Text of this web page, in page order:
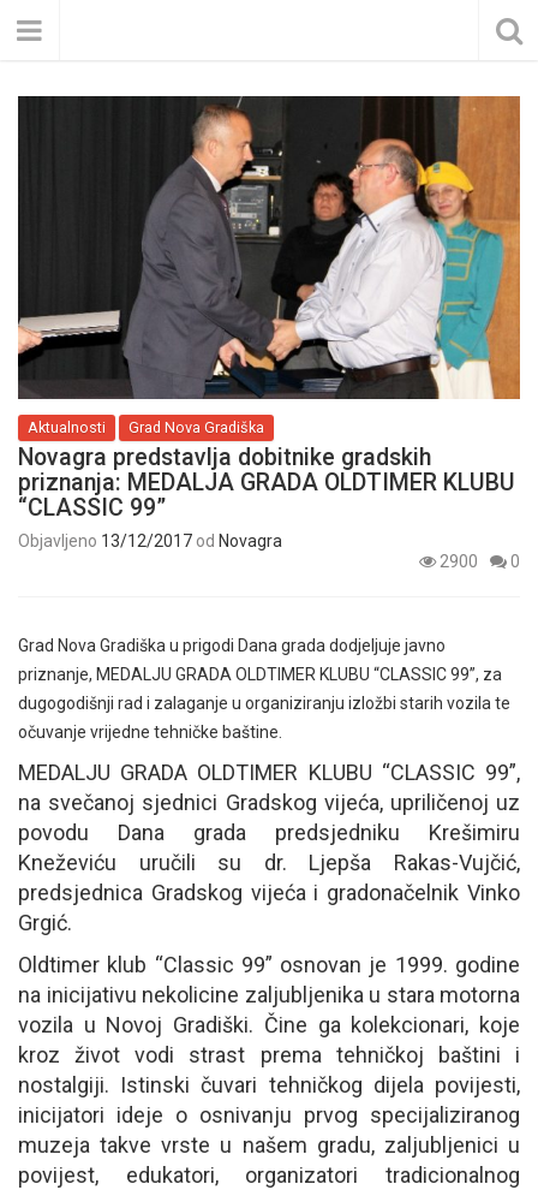
Aktualnosti Grad Nova Gradiška
Novagra predstavlja dobitnike gradskih
priznanja: MEDALJA GRADA OLDTIMER KLUBU
“CLASSIC 99”
Objavljeno 13/12/2017 od Novagra
2900
0
Grad Nova Gradiška u prigodi Dana grada dodjeljuje javno
priznanje, MEDALJU GRADA OLDTIMER KLUBU “CLASSIC 99”, za
dugogodišnji rad i zalaganje u organiziranju izložbi starih vozila te
očuvanje vrijedne tehničke baštine.
MEDALJU GRADA OLDTIMER KLUBU “CLASSIC 99”,
na svečanoj sjednici Gradskog vijeća, upriličenoj uz
povodu Dana grada predsjedniku Krešimiru
Kneževiću uručili su dr. Ljepša Rakas-Vujčić,
predsjednica Gradskog vijeća i gradonačelnik Vinko
Grgić.
Oldtimer klub “Classic 99” osnovan je 1999. godine
na inicijativu nekolicine zaljubljenika u stara motorna
vozila u Novoj Gradiški. Čine ga kolekcionari, koje
kroz život vodi strast prema tehničkoj baštini i
nostalgiji. Istinski čuvari tehničkog dijela povijesti,
inicijatori ideje o osnivanju prvog specijaliziranog
muzeja takve vrste u našem gradu, zaljubljenici u
povijest, edukatori, organizatori tradicionalnog